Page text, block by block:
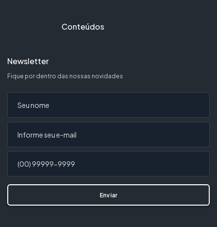
Conteúdos
Newsletter
Fique por dentro das nossas novidades
Enviar